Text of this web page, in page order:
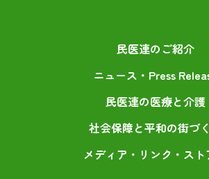
民医連のご紹介
ニュース・Press
民医連の医療と介護
社会保障と平和の街づ
メディア・リンク・スト